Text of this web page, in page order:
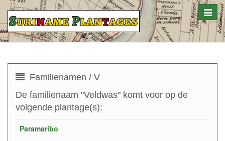
Toggle
Familienamen / V
De familienaam "Veldwas" komt voor op de
volgende plantage(s):
Paramaribo